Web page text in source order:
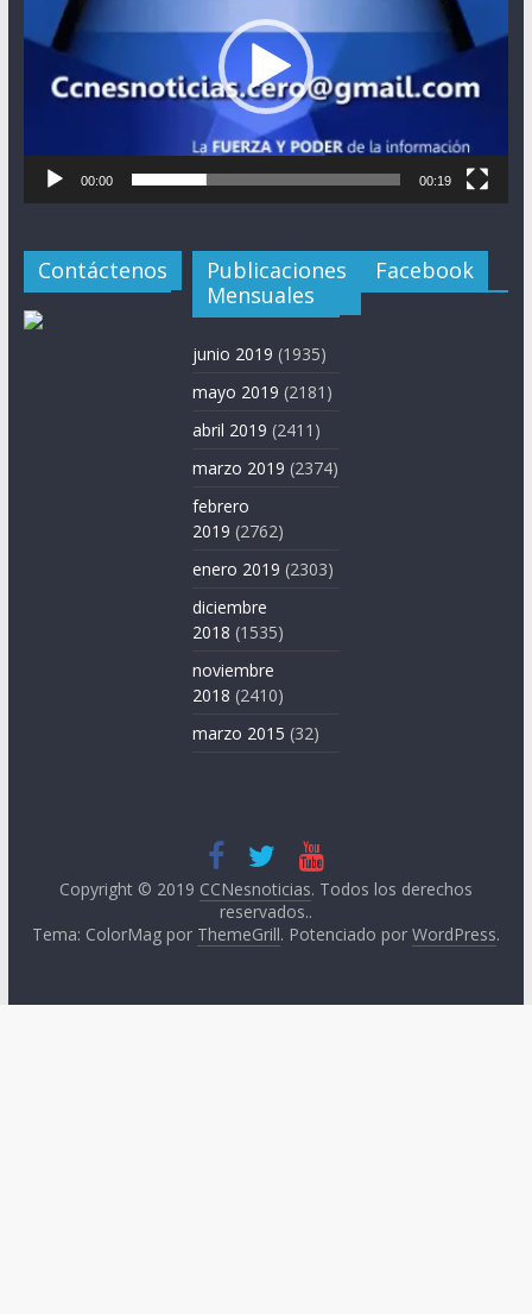
00:00 00:19
Contáctenos
Publicaciones
Mensuales
junio 2019 (1935)
mayo 2019 (2181)
abril 2019 (2411)
marzo 2019 (2374)
febrero
2019 (2762)
enero 2019 (2303)
diciembre
2018 (1535)
noviembre
2018 (2410)
marzo 2015 (32)
Facebook
Copyright © 2019 CCNesnoticias. Todos los derechos
reservados..
Tema: ColorMag por ThemeGrill. Potenciado por WordPress.